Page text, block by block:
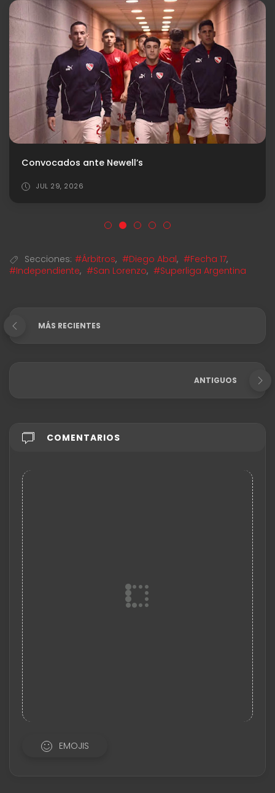
Convocados ante Newell’s
JUL 29, 2026
Secciones: #Árbitros, #Diego Abal, #Fecha 17,
#Independiente, #San Lorenzo, #Superliga Argentina
MÁS RECIENTES
ANTIGUOS
COMENTARIOS
EMOJIS